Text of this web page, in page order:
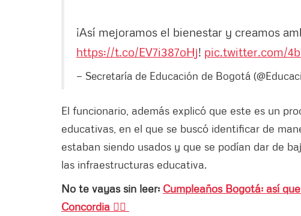
¡Así mejoramos el bienestar y creamos
https://t.co/EV7i387oHj! pic.twitter.com/
— Secretaría de Educación de Bogotá
El funcionario, además explicó que este es un
educativas, en el que se buscó identificar de
estaban siendo usados y que se podían dar de
las infraestructuras educativa.
No te vayas sin leer: Cumpleaños Bogotá: así
Concordia 👇🏼